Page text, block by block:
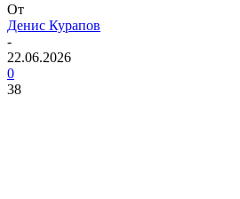
От
Денис Курапов
-
22.06.2026
0
38